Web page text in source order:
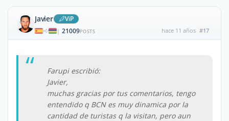
Javier ViP
| 21009POSTS hace 11 años #17
Farupi escribió:
Javier,
muchas gracias por tus comentarios, tengo
entendido q BCN es muy dinamica por la
cantidad de turistas q la visitan, pero aun